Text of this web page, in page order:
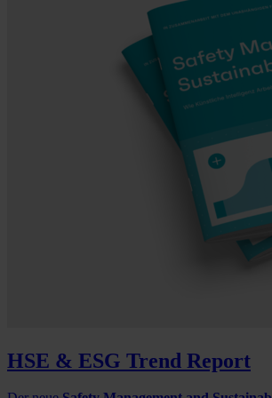
HSE & ESG Trend Report